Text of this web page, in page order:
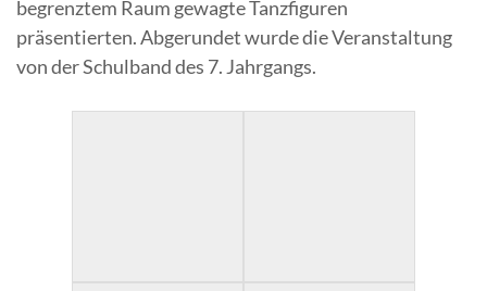
begrenztem Raum gewagte Tanzfiguren
präsentierten. Abgerundet wurde die Veranstaltung
von der Schulband des 7. Jahrgangs.